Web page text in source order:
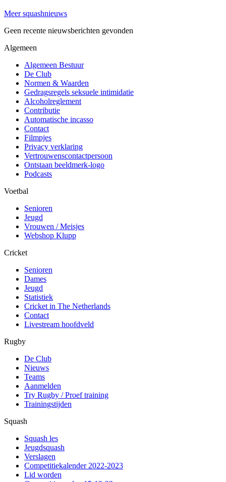
Meer squashnieuws
Geen recente nieuwsberichten gevonden
Algemeen
Algemeen Bestuur
De Club
Normen & Waarden
Gedragsregels seksuele intimidatie
Alcoholreglement
Contributie
Automatische incasso
Contact
Filmpjes
Privacy verklaring
Vertrouwenscontactpersoon
Ontstaan beeldmerk-logo
Podcasts
Voetbal
Senioren
Jeugd
Vrouwen / Meisjes
Webshop Klupp
Cricket
Senioren
Dames
Jeugd
Statistiek
Cricket in The Netherlands
Contact
Livestream hoofdveld
Rugby
De Club
Nieuws
Teams
Aanmelden
Try Rugby / Proef training
Trainingstijden
Squash
Squash les
Jeugdsquash
Verslagen
Competitiekalender 2022-2023
Lid worden